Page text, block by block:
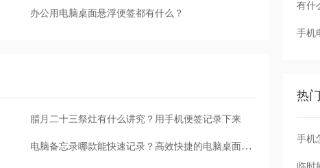
办公用电脑桌面悬浮便签都有什么？
腊月二十三祭灶有什么讲究？用手机便签记录下来
电脑备忘录哪款能快速记录？高效快捷的电脑桌面备忘录
有什
手机
热
手机